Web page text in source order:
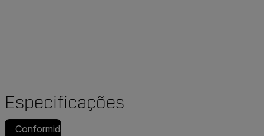
Especificações
Conformidade